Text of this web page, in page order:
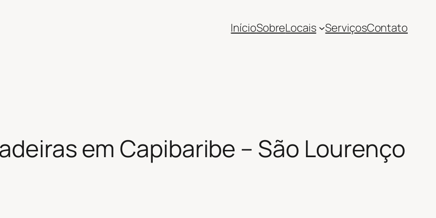
InícioSobreLocais ServiçosContato
em Capibaribe – São Lourenço